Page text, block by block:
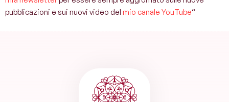
pubblicazioni e sui nuovi video del mio canale YouTube“